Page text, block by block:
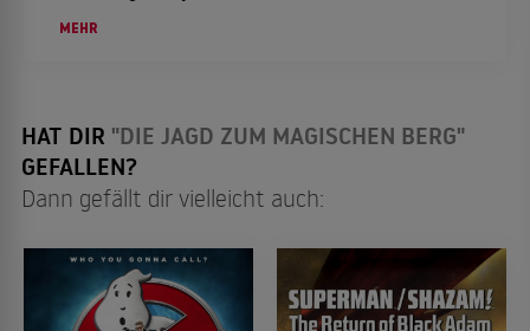
Filmemacher und -zuschauer an. Ein Überblick
MEHR
HAT DIR "DIE JAGD ZUM MAGISCHEN BERG"
GEFALLEN?
Dann gefällt dir vielleicht auch: